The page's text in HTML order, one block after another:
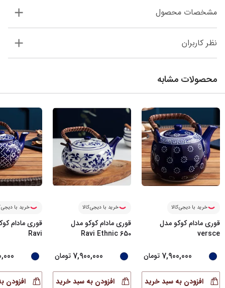
مشخصات محصول
نظر کاربران
محصولات مشابه
خرید با دیجی‌کالا
قوری مادام کوکو مدل
versce
7,900,000 تومان
افزودن به سبد خرید
خرید با دیجی‌کالا
قوری مادام کوکو مدل
Ravi Ethnic 650
7,900,000 تومان
افزودن به سبد خرید
خرید با
قوری مادام
Ravi
افزودن